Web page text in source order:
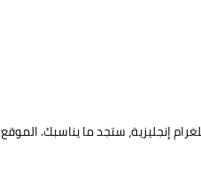
ستجد ما يناسبك.